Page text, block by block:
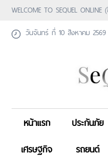
WELCOME TO SEQUEL ONLINE
วันจันทร์ ที่ 10 สิงหาคม 2569
หน้าแรก ประกันภัย
เศรษฐกิจ
รถยนต์